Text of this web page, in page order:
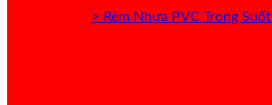
> Rèm Nhựa PVC Trong Suốt